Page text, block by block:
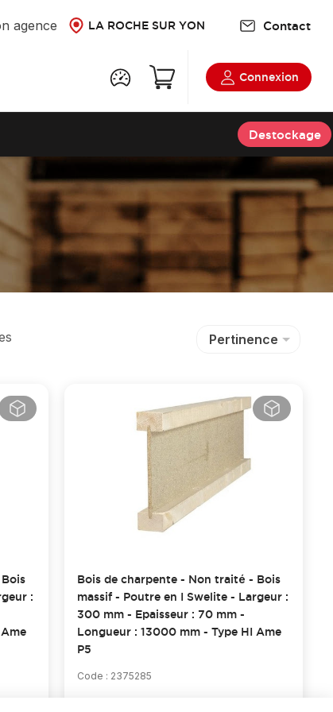
agence LA ROCHE SUR YON Contact
Connexion
Destockage
:
Bois de charpente - Non traité - Bois
massif - Poutre en I Swelite - Largeur :
300 mm - Epaisseur : 70 mm -
Longueur : 13000 mm - Type HI Ame
P5
Code : 2375285